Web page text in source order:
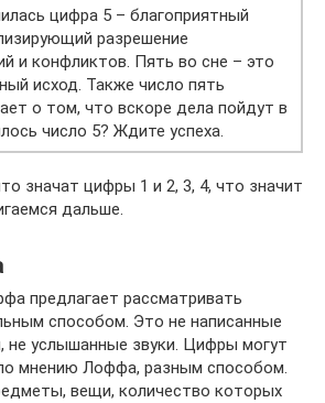
цифра 5 – благоприятный
разрешение
и конфликтов. Пять во сне – это
исход. Также число пять
о том, что вскоре дела пойдут в
число 5? Ждите успеха.
значат цифры 1 и 2, 3, 4, что значит
дальше.
предлагает рассматривать
способом. Это не написанные
не услышанные звуки. Цифры могут
мнению Лоффа, разным способом.
вещи, количество которых